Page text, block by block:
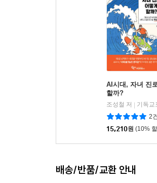
AI시대, 자녀 진
할까?
조성철 저 | 기독교
2
15,210원 (10%
배송/반품/교환 안내